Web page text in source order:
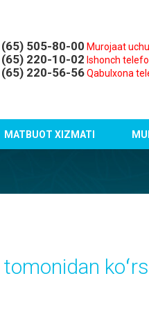
(65) 505-80-00 Murojaat
(65) 220-10-02 Ishonch
(65) 220-56-56 Qabulxona
MATBUOT XIZMATI